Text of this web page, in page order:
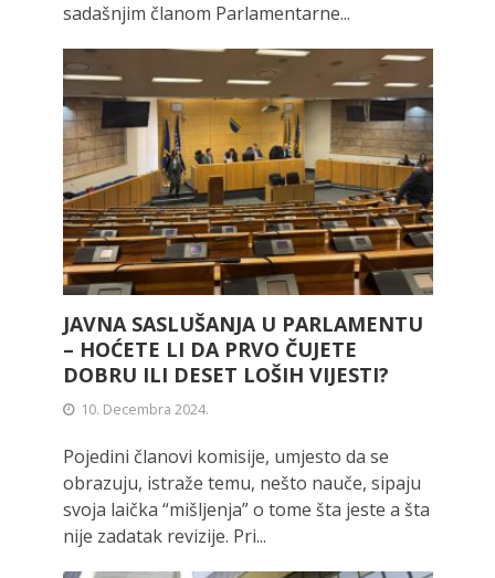
sadašnjim članom Parlamentarne...
JAVNA SASLUŠANJA U PARLAMENTU
– HOĆETE LI DA PRVO ČUJETE
DOBRU ILI DESET LOŠIH VIJESTI?
10. Decembra 2024.
Pojedini članovi komisije, umjesto da se
obrazuju, istraže temu, nešto nauče, sipaju
svoja laička “mišljenja” o tome šta jeste a šta
nije zadatak revizije. Pri...